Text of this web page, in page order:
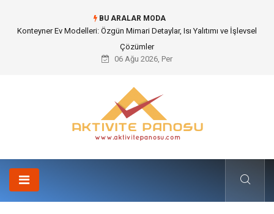
BU ARALAR MODA
Nakliye Nedir ve Tedarik Zincirindeki Önemi Nasıl Anlaşılır?
06 Ağu 2026, Per